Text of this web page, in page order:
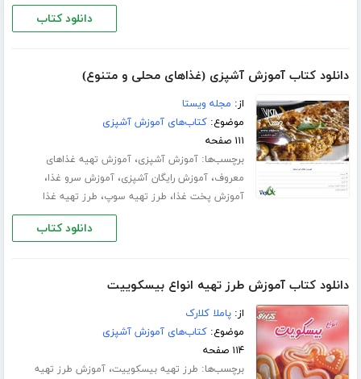
دانلود کتاب
دانلود کتاب آموزش آشپزی (غذاهای محلی و متنوع)
از: مجله ویستا
موضوع:کتاب‌های آموزش آشپزی
۱۱۱ صفحه
برچسب‌ها:آموزش آشپزی،آموزش تهیه غذاهای
معروف،آموزش رایگان آشپزی،آموزش سرو غذا،
آموزش پخت غذا، طرز تهیه سوپ، طرز تهیه غذا
دانلود کتاب
دانلود کتاب آموزش طرز تهیه انواع بیسکوییت
از:پاملا کلارک
موضوع:کتاب‌های آموزش آشپزی
۱۱۴ صفحه
برچسب‌ها: طرز تهیه بیسکوییت،آموزش طرز تهیه